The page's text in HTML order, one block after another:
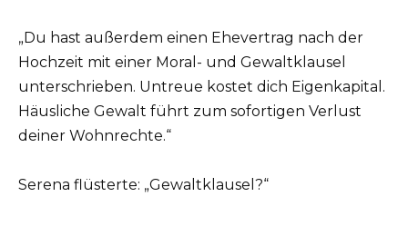
„Du hast außerdem einen Ehevertrag nach der
Hochzeit mit einer Moral- und Gewaltklausel
unterschrieben. Untreue kostet dich Eigenkapital.
Häusliche Gewalt führt zum sofortigen Verlust
deiner Wohnrechte.“
Serena flüsterte: „Gewaltklausel?“